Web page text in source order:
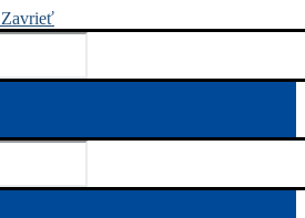
Zavrieť